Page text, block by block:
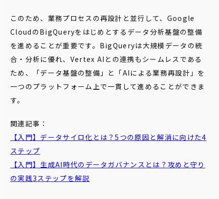
このため、業務プロセスの再設計と並行して、Google
CloudのBigQueryをはじめとするデータ分析基盤の整備
を進めることが重要です。BigQueryは大規模データの統
合・分析に優れ、Vertex AIとの連携もシームレスである
ため、「データ基盤の整備」と「AIによる業務再設計」を
一つのプラットフォーム上で一貫して進めることができま
す。
関連記事：
【入門】データサイロ化とは？5つの原因と解消に向けた4
ステップ
【入門】生成AI時代のデータガバナンスとは？攻めと守り
の実践3ステップを解説